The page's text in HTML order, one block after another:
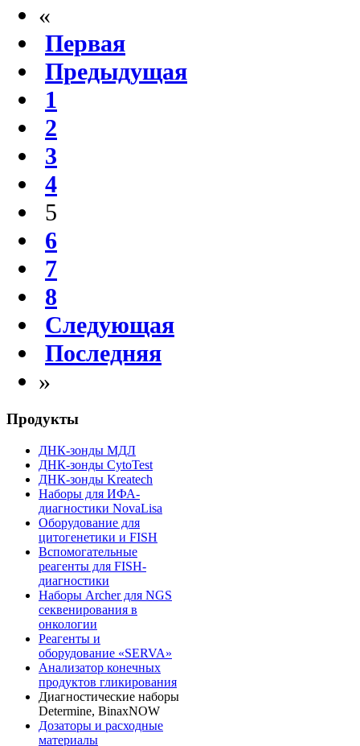
«
Первая
Предыдущая
1
2
3
4
5
6
7
8
Следующая
Последняя
»
Продукты
ДНК-зонды МДЛ
ДНК-зонды CytoTest
ДНК-зонды Kreatech
Наборы для ИФА-
диагностики NovaLisa
Оборудование для
цитогенетики и FISH
Вспомогательные
реагенты для FISH-
диагностики
Наборы Archer для NGS
секвенирования в
онкологии
Реагенты и
оборудование «SERVA»
Анализатор конечных
продуктов гликирования
Диагностические наборы
Determine, BinaxNOW
Дозаторы и расходные
материалы